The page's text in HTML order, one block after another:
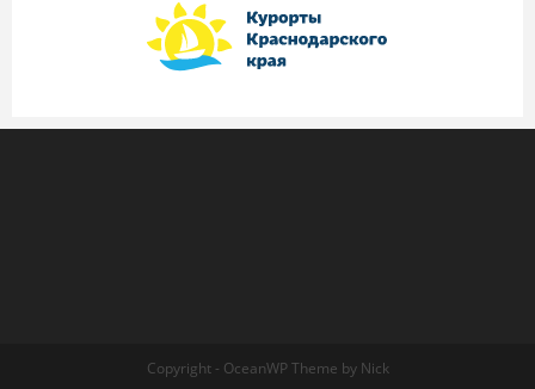
Copyright - OceanWP Theme by Nick